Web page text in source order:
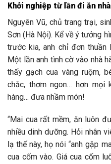
Khởi nghiệp từ lần đi ăn
Nguyên Vũ, chủ trang trại,
Sơn (Hà Nội). Kể về ý tưởng
trước kia, anh chỉ đơn
Một lần anh tình cờ vào nhà
thấy gạch cua vàng ruộm,
chắc, thơm ngon… hơn
hàng… đưa nhầm món!
“Mai cua rất mềm, ăn luôn
nhiều dinh dưỡng. Hỏi nhân
lạ thế này, họ nói “anh gặp
cua cốm vào. Giá cua cốm